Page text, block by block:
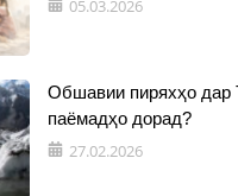
05.03.2026
Обшавии пиряхҳо дар
паёмадҳо дорад?
27.02.2026